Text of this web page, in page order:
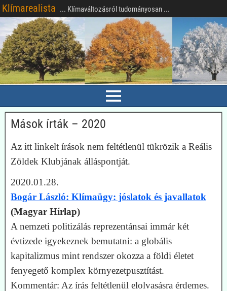
Klímarealista ... Klímaváltozásról tudományosan ...
Mások írták – 2020
Az itt linkelt írások nem feltétlenül tükrözik a Reális
Zöldek Klubjának álláspontját.
2020.01.28.
Bogár László: Klímaügy: jóslatok és javallatok
(Magyar Hírlap)
A nemzeti politizálás reprezentánsai immár két
évtizede igyekeznek bemutatni: a globális
kapitalizmus mint rendszer okozza a földi életet
fenyegető komplex környezetpusztítást.
Kommentár: Az írás feltétlenül elolvasásra érdemes.